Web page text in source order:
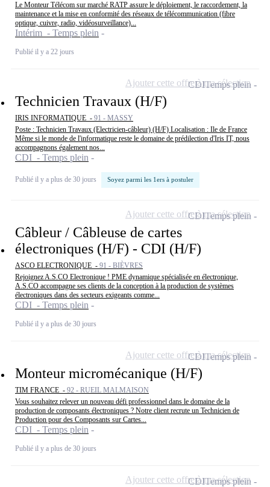
Le Monteur Télécom sur marché RATP assure le déploiement, le raccordement, la
maintenance et la mise en conformité des réseaux de télécommunication (fibre
optique, cuivre, radio, vidéosurveillance)...
Intérim - Temps plein
Publié il y a 22 jours
Technicien Travaux (H/F)
IRIS INFORMATIQUE - 91 - MASSY
Poste : Technicien Travaux (Electricien-câbleur) (H/F) Localisation : Ile de France
Même si le monde de l'informatique reste le domaine de prédilection d'Iris IT, nous
accompagnons également nos...
CDI - Temps plein
Publié il y a plus de 30 jours Soyez parmi les 1ers à postuler
CDITemps plein
Ajouter cette offre à ma sélection
Câbleur / Câbleuse de cartes
électroniques (H/F) - CDI (H/F)
ASCO ELECTRONIQUE - 91 - BIÈVRES
Rejoignez A.S.CO Electronique ! PME dynamique spécialisée en électronique,
A.S.CO accompagne ses clients de la conception à la production de systèmes
électroniques dans des secteurs exigeants comme...
CDI - Temps plein
Publié il y a plus de 30 jours
CDITemps plein
Ajouter cette offre à ma sélection
Monteur micromécanique (H/F)
TIM FRANCE - 92 - RUEIL MALMAISON
Vous souhaitez relever un nouveau défi professionnel dans le domaine de la
production de composants électroniques ? Notre client recrute un Technicien de
Production pour des Composants sur Cartes...
CDI - Temps plein
Publié il y a plus de 30 jours
CDITemps plein
Ajouter cette offre à ma sélection
CDITemps plein
Ajouter cette offre à ma sélection